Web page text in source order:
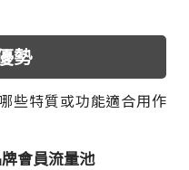
勢
些特質或功能適合用作
會員流量池